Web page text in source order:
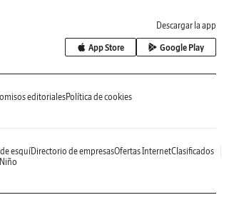
Descargar la app
App Store Google Play
editorialesPolítica de cookies
esquíDirectorio de empresasOfertas InternetClasificados